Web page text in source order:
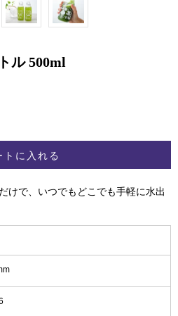
ル 500ml
トに入れる
けで、いつでもどこでも手軽に水出